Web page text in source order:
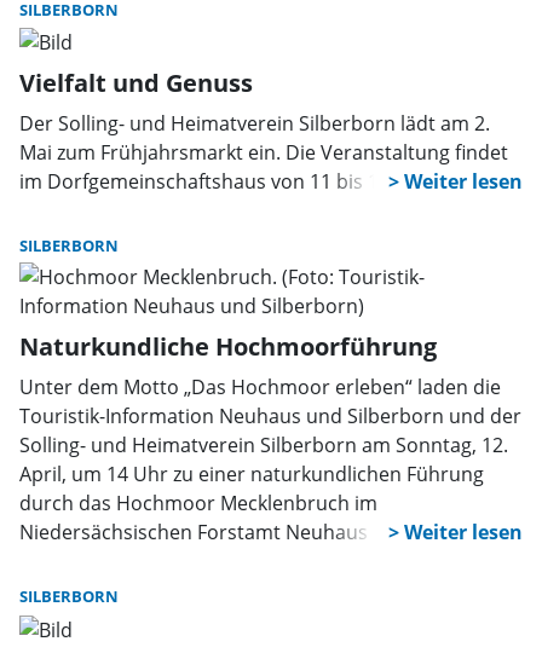
SILBERBORN
Vielfalt und Genuss
Der Solling- und Heimatverein Silberborn lädt am 2.
Mai zum Frühjahrsmarkt ein. Die Veranstaltung findet
im Dorfgemeinschaftshaus von 11 bis 17 Uhr statt.
SILBERBORN
Naturkundliche Hochmoorführung
Unter dem Motto „Das Hochmoor erleben“ laden die
Touristik-Information Neuhaus und Silberborn und der
Solling- und Heimatverein Silberborn am Sonntag, 12.
April, um 14 Uhr zu einer naturkundlichen Führung
durch das Hochmoor Mecklenbruch im
Niedersächsischen Forstamt Neuhaus ein. Es ist die
Parkplatz Mecklenbruch am Ortsausgang Silberborn in
Richtung Dassel. Die für den Vortag angekündigte
SILBERBORN